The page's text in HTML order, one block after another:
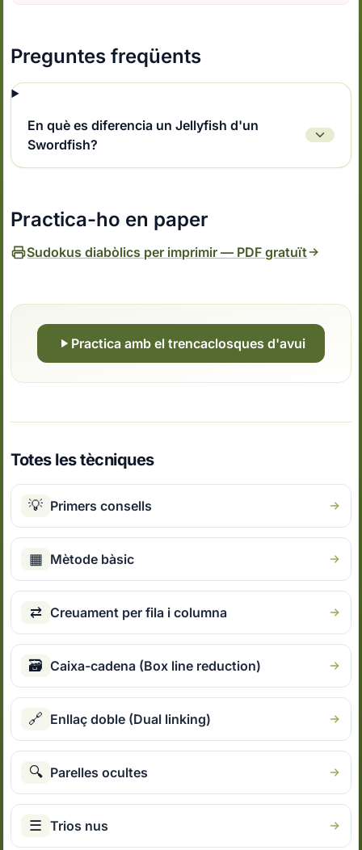
Preguntes freqüents
En què es diferencia un Jellyfish d'un
Swordfish?
Practica-ho en paper
Sudokus diabòlics per imprimir — PDF gratuït
Practica amb el trencaclosques d'avui
Totes les tècniques
💡 Primers consells
▦ Mètode bàsic
⇄ Creuament per fila i columna
🗃 Caixa-cadena (Box line reduction)
🔗 Enllaç doble (Dual linking)
🔍 Parelles ocultes
☰ Trios nus